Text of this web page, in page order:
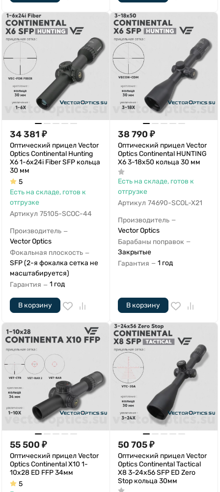
34 381 ₽
Оптический прицел Vector
Optics Continental Hunting
X6 1-6x24i Fiber SFP кольца
30 мм
5
Есть на складе, готов к
отгрузке
Артикул 75105-SCOC-44
Производитель —
Vector Optics
Фокальная плоскость —
SFP (2-я фокалка сетка не
масштабируется)
Гарантия — 1 год
В корзину
38 790 ₽
Оптический прицел Vector
Optics Continental HUNTING
X6 3-18x50 кольца 30 мм
Есть на складе, готов к
отгрузке
Артикул 74690-SCOL-X21
Производитель —
Vector Optics
Барабаны поправок —
Закрытые
Гарантия — 1 год
В корзину
55 500 ₽
Оптический прицел Vector
Optics Continental Х10 1-
10x28 ED FFP 34мм
5
50 705₽
Оптический прицел Vector
Optics Continental Tactical
X8 3-24x56 SFP ED Zero
Stop кольца 30мм